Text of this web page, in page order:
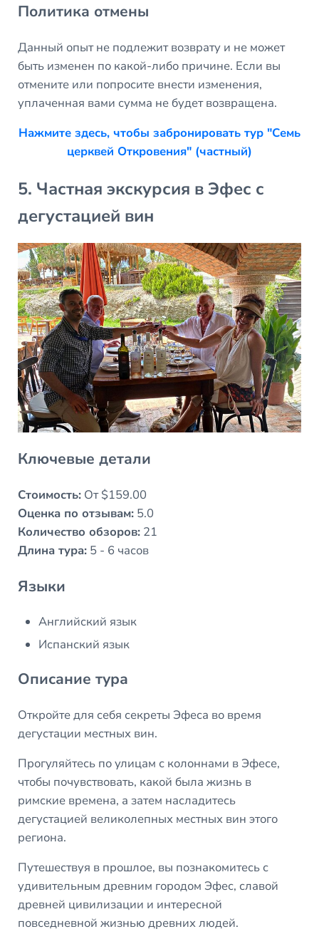
Политика отмены
Данный опыт не подлежит возврату и не может
быть изменен по какой-либо причине. Если вы
отмените или попросите внести изменения,
уплаченная вами сумма не будет возвращена.
Нажмите здесь, чтобы забронировать тур "Семь
церквей Откровения" (частный)
5. Частная экскурсия в Эфес с
дегустацией вин
Ключевые детали
Стоимость:От $159.00
Оценка по отзывам:5.0
Количество обзоров:21
Длина тура:5 - 6 часов
Языки
Английский язык
Испанский язык
Описание тура
Откройте для себя секреты Эфеса во время
дегустации местных вин.
Прогуляйтесь по улицам с колоннами в Эфесе,
чтобы почувствовать, какой была жизнь в
римские времена, а затем насладитесь
дегустацией великолепных местных вин этого
региона.
Путешествуя в прошлое, вы познакомитесь с
удивительным древним городом Эфес, славой
древней цивилизации и интересной
повседневной жизнью древних людей.